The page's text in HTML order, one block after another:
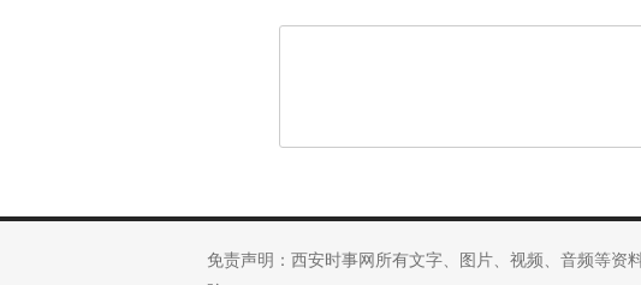
免责声明：西安时事网所有文字、图片、视频、音频等资